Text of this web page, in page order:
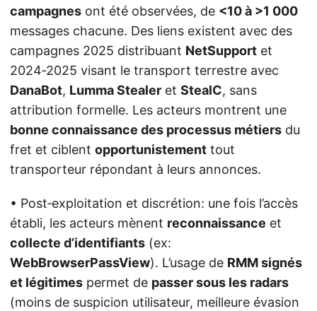
campagnes ont été observées, de <10 à >1 000
messages chacune. Des liens existent avec des
campagnes 2025 distribuant NetSupport et
2024‑2025 visant le transport terrestre avec
DanaBot, Lumma Stealer et StealC, sans
attribution formelle. Les acteurs montrent une
bonne connaissance des processus métiers du
fret et ciblent opportunistement tout
transporteur répondant à leurs annonces.
• Post‑exploitation et discrétion: une fois l’accès
établi, les acteurs mènent reconnaissance et
collecte d’identifiants (ex:
WebBrowserPassView). L’usage de RMM signés
et légitimes permet de passer sous les radars
(moins de suspicion utilisateur, meilleure évasion